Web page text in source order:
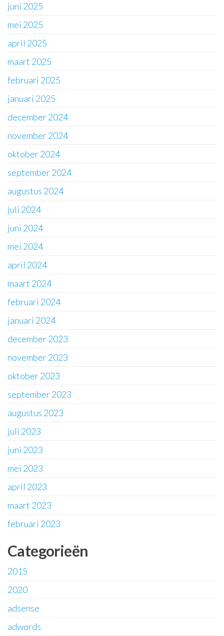
juni 2025
mei 2025
april 2025
maart 2025
februari 2025
januari 2025
december 2024
november 2024
oktober 2024
september 2024
augustus 2024
juli 2024
juni 2024
mei 2024
april 2024
maart 2024
februari 2024
januari 2024
december 2023
november 2023
oktober 2023
september 2023
augustus 2023
juli 2023
juni 2023
mei 2023
april 2023
maart 2023
februari 2023
Categorieën
2015
2020
adsense
adwords